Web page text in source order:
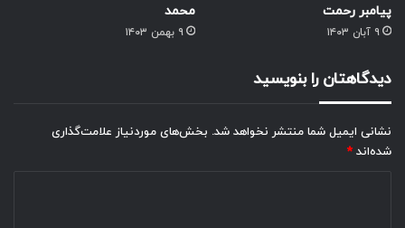
پیامبر رحمت
۹ آبان ۱۴۰۳
محمد
۹ بهمن ۱۴۰۳
دیدگاهتان را بنویسید
نشانی ایمیل شما منتشر نخواهد شد. بخش‌های موردنیاز علامت‌گذاری
شده‌اند *